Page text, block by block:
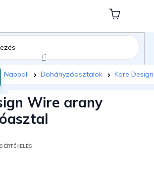
Kosár
Nappali Dohányzóasztalok Kare
Wire arany
ÉRTÉKELÉS